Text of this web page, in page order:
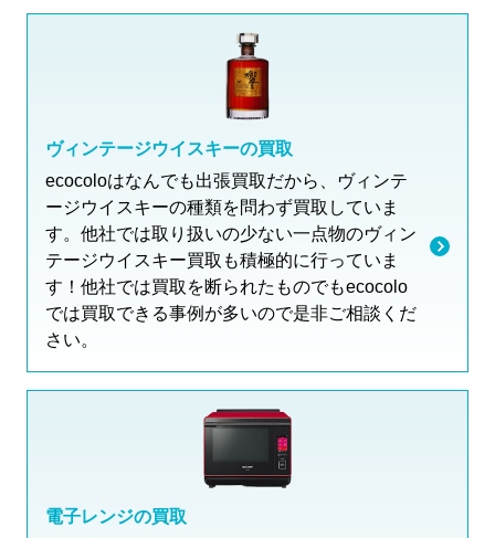
ヴィンテージウイスキーの買取
ecocoloはなんでも出張買取だから、ヴィンテ
ージウイスキーの種類を問わず買取していま
す。他社では取り扱いの少ない一点物のヴィン
テージウイスキー買取も積極的に行っていま
す！他社では買取を断られたものでもecocolo
では買取できる事例が多いので是非ご相談くだ
さい。
電子レンジの買取